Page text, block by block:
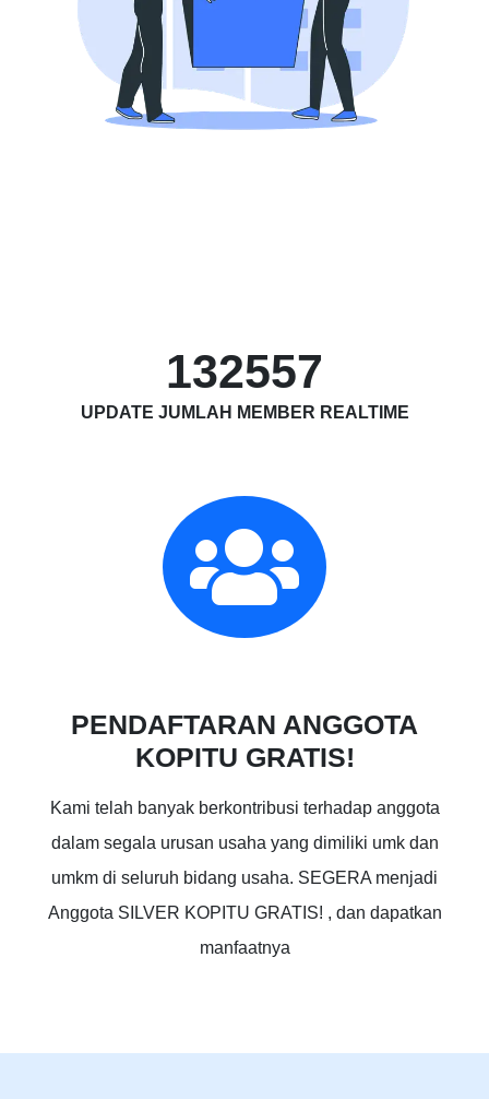
132557
UPDATE JUMLAH MEMBER REALTIME
PENDAFTARAN ANGGOTA
KOPITU GRATIS!
Kami telah banyak berkontribusi terhadap anggota
dalam segala urusan usaha yang dimiliki umk dan
umkm di seluruh bidang usaha. SEGERA menjadi
Anggota SILVER KOPITU GRATIS! , dan dapatkan
manfaatnya